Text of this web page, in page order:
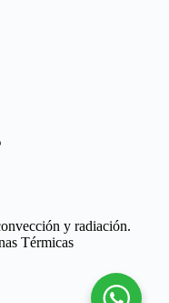
y radiación.
Térmicas